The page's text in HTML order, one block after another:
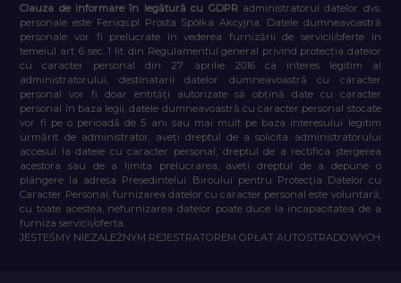
Clauza de informare în legătură cu GDPR administratorul datelor dvs.
personale este Feniqs.pl Prosta Spółka Akcyjna. Datele dumneavoastră
personale vor fi prelucrate în vederea furnizării de servicii/oferte în
temeiul art. 6 sec. 1 lit. din Regulamentul general privind protecția datelor
cu caracter personal din 27 aprilie 2016 ca interes legitim al
administratorului, destinatarii datelor dumneavoastră cu caracter
personal vor fi doar entități autorizate să obțină date cu caracter
personal în baza legii, datele dumneavoastră cu caracter personal stocate
vor fi pe o perioadă de 5 ani sau mai mult pe baza interesului legitim
urmărit de administrator, aveți dreptul de a solicita administratorului
accesul la datele cu caracter personal, dreptul de a rectifica ștergerea
acestora sau de a limita prelucrarea, aveți dreptul de a depune o
plângere la adresa Președintelui Biroului pentru Protecția Datelor cu
Caracter Personal, furnizarea datelor cu caracter personal este voluntară,
cu toate acestea, nefurnizarea datelor poate duce la incapacitatea de a
furniza servicii/oferta.
JESTEŚMY NIEZALEŻNYM REJESTRATOREM OPŁAT AUTOSTRADOWYCH